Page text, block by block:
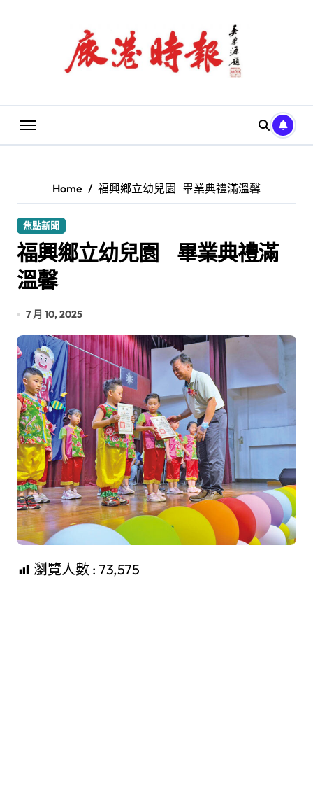
Home 福興鄉立幼兒園 畢業典禮滿溫馨
焦點新聞
福興鄉立幼兒園 畢業典禮滿
溫馨
7 月 10, 2025
瀏覽人數 : 73,575